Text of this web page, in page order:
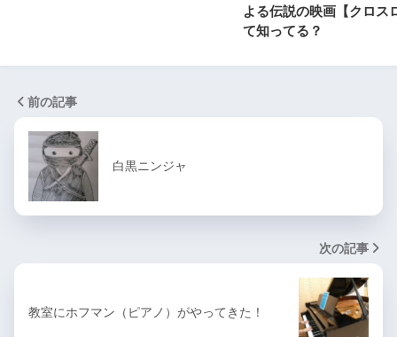
よる伝説の映画【クロス
て知ってる？
前の記事
白黒ニンジャ
次の記事
教室にホフマン（ピアノ）がやってきた！